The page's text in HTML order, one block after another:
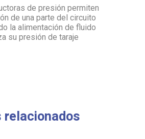
de presión permiten
de una parte del circuito
la alimentación de fluido
su presión de taraje